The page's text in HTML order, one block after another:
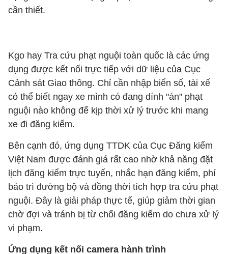
cần thiết.
Kgo hay Tra cứu phạt nguội toàn quốc là các ứng
dụng được kết nối trực tiếp với dữ liệu của Cục
Cảnh sát Giao thông. Chỉ cần nhập biển số, tài xế
có thể biết ngay xe mình có đang dính "án" phạt
nguội nào không để kịp thời xử lý trước khi mang
xe đi đăng kiểm.
Bên cạnh đó, ứng dụng TTDK của Cục Đăng kiểm
Việt Nam được đánh giá rất cao nhờ khả năng đặt
lịch đăng kiểm trực tuyến, nhắc hạn đăng kiểm, phí
bảo trì đường bộ và đồng thời tích hợp tra cứu phạt
nguội. Đây là giải pháp thực tế, giúp giảm thời gian
chờ đợi và tránh bị từ chối đăng kiểm do chưa xử lý
vi phạm.
Ứng dụng kết nối camera hành trình